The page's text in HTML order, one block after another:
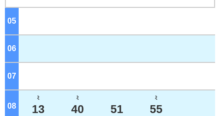
05
06
07
08
ﾐ
13
ﾐ
40 51
ﾐ
55